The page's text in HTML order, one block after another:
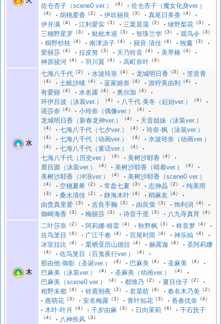
佐仓杏子（scene0 ver.） （4） 佐仓杏子（魔女化身ver.）
（4） 胡桃爱香 （2） 伊吹丽良 （3） 真尾日美香 （4）
伊并满 （4） 江利爱实 （3） 三栗菖蒲 （2） 绫野梨花 （3）
三穗野星罗 （3） 枇枇木巡 （3） 智珠兰华 （3） 观鸟令 （3）
桐野纱枝 （4） 南津凉子 （4） 丽良·清佳 （4） 牧薰 （3）
爱丽莎 （4） 拉皮努 （3） 天乃铃音 （4） 美琴椿 （4）
神原骏河 （4） 羽川翼 （4） 高町奈叶 （4）
水
七海八千代 （2） 水波玲奈 （4） 龙城明日香 （3） 笠音青
（4） 土岐沙绪 （4） 蓝家姬奈 （4） 游狩美由利 （4）
有爱丽 （4） 水名露 （4） 奥尔加 （4）
环伊吕波（泳装ver.） （4） 八千代·美冬（起始ver.） （4）
谣莎奈 （4） 小玲奈（偶像ver.） （4）
龙城明日香（新春龙神ver.） （4） 天音姐妹（泳装ver.）
（4） 七海八千代（七夕ver.） （4） 玲奈·枫（泳装ver.）
（4） 七海八千代（动画ver.） （4） 水波玲奈（动画ver.）
（4） 七海八千代（童话ver.） （4）
七海八千代（历史ver.） （4） 美树沙耶香 （4）
鹿目圆（泳装ver.） （4） 美树沙耶香（晴着ver.） （4）
美树沙耶香（冲浪ver.） （4） 美树沙耶香（scene0 ver.）
（4） 空穗夏希 （2） 常盘七夏 （3） 志伸晶 （2） 纯美雨
（3） 桑水清佳 （2） 静海木叶 （4） 梢麻友 （4）
由贵真里爱 （3） 吉良手鞠 （3） 由良萤 （3） 饰利润 （4）
御崎海香 （3） 梅丽莎 （3） 诗音千里 （3） 八九寺真宵 （4）
木
二叶莎奈 （2） 阿莉娜·格雷 （4） 秋野枫 （3） 柊音梦 （4）
佐鸟笼目 （4） 广江千春 （4） 宫尾时雨 （4） 神乐灿 （4）
冰室拉比 （4） 栗栖亚历山德拉 （4） 赫露迦 （4） 圣阿莉娜
（4） 佐鸟笼目（百鬼夜行ver.） （4）
那由他·御影（圣诞ver.） （4） 巴麻美 （4） 圣麻美 （4）
巴麻美（泳装ver.） （4） 圣麻美（动画ver.） （4）
巴麻美（scene0 ver.） （4） 都雏乃 （2） 夏目佳子 （2）
相野未都 （4） 铃鹿朔夜 （2） 若菜纺 （4） 春名木乃美 （2）
惠萌花 （3） 安名梅露 （3） 青叶知花 （3） 香春优奈 （4）
木叶·叶月 （4） 千岁由麻 （3） 日向茉莉 （4） 千石抚子
（4） 八神疾风 （3）